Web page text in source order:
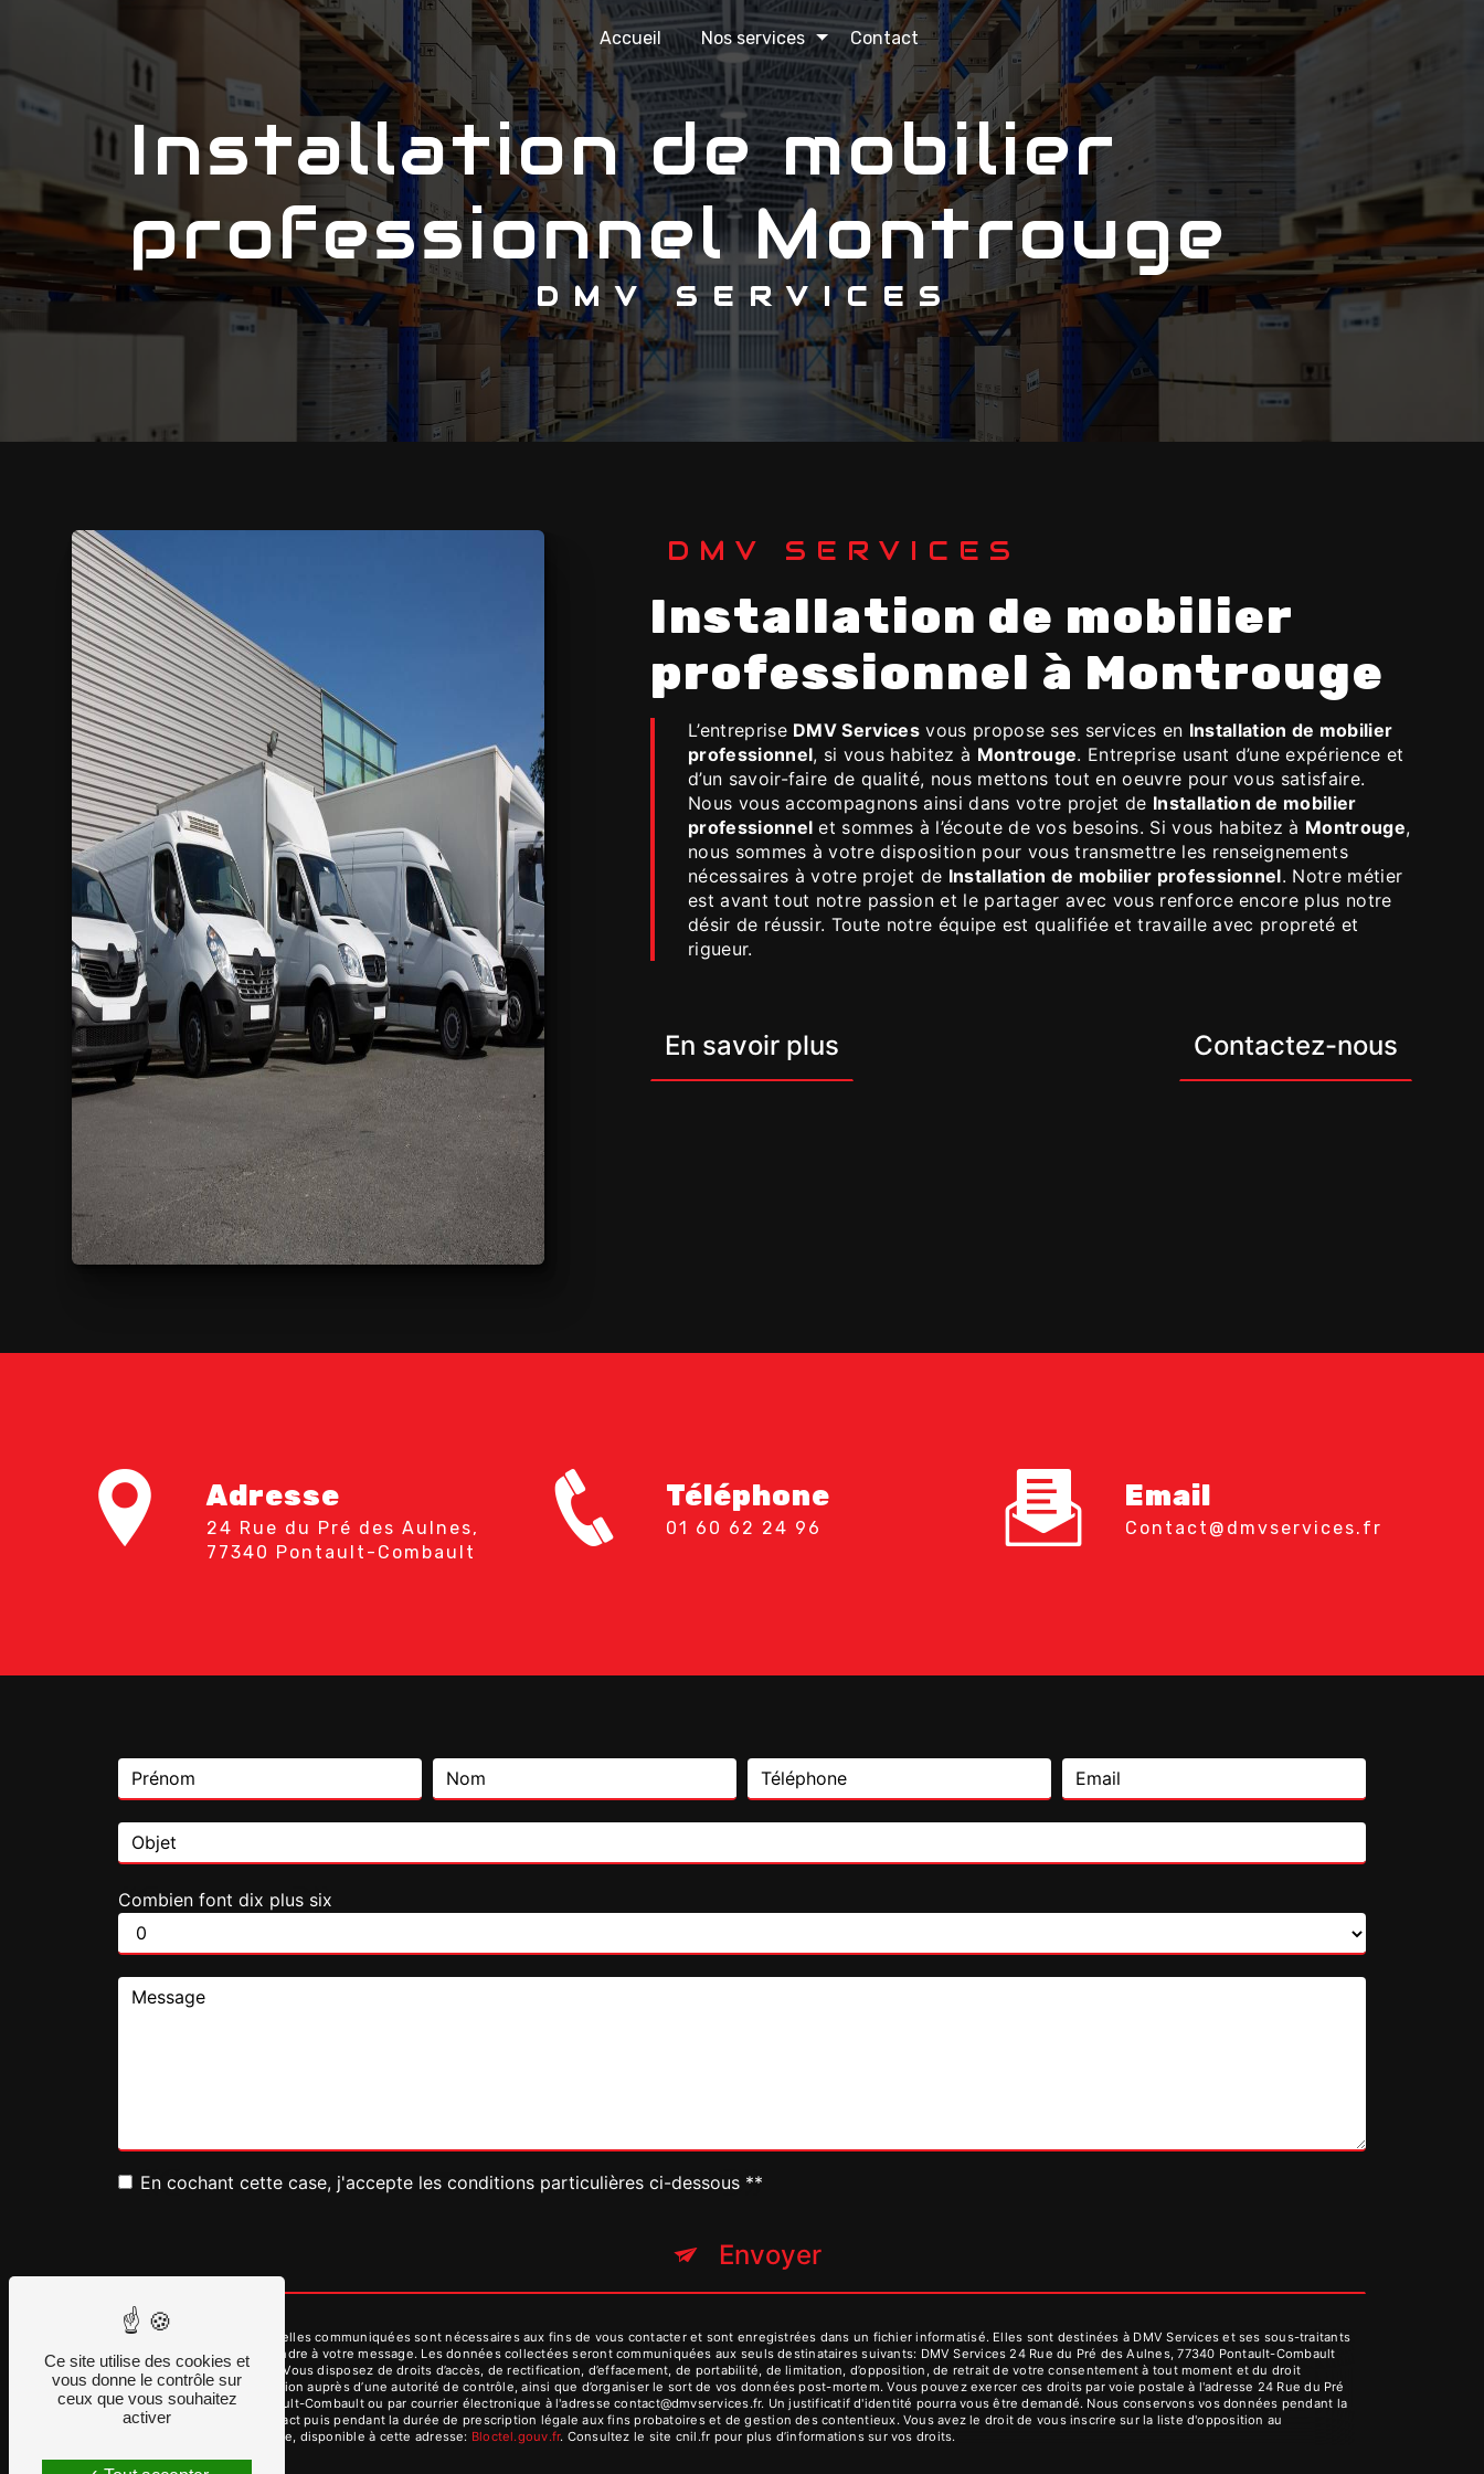
Accueil Nos services Contact
Installation de mobilier
professionnel Montrouge
DMV SERVICES
DMV SERVICES
Installation de mobilier
professionnel à Montrouge
L’entreprise DMV Services vous propose ses services en Installation de mobilier
professionnel, si vous habitez à Montrouge. Entreprise usant d’une expérience et
d’un savoir-faire de qualité, nous mettons tout en oeuvre pour vous satisfaire.
Nous vous accompagnons ainsi dans votre projet de Installation de mobilier
professionnel et sommes à l’écoute de vos besoins. Si vous habitez à Montrouge,
nous sommes à votre disposition pour vous transmettre les renseignements
nécessaires à votre projet de Installation de mobilier professionnel. Notre métier
est avant tout notre passion et le partager avec vous renforce encore plus notre
désir de réussir. Toute notre équipe est qualifiée et travaille avec propreté et
rigueur.
En savoir plus Contactez-nous
Adresse
24 Rue du Pré des Aulnes,
77340 Pontault-Combault
Téléphone
01 60 62 24 96
Email
contact@dmvservices.fr
Combien font dix plus six
En cochant cette case, j'accepte les conditions particulières ci-dessous **
Envoyer
** Les données personnelles communiquées sont nécessaires aux fins de vous contacter et sont enregistrées dans un fichier informatisé. Elles sont destinées à DMV Services et ses sous-traitants
dans le seul but de répondre à votre message. Les données collectées seront communiquées aux seuls destinataires suivants: DMV Services 24 Rue du Pré des Aulnes, 77340 Pontault-Combault
contact@dmvservices.fr. Vous disposez de droits d’accès, de rectification, d’effacement, de portabilité, de limitation, d’opposition, de retrait de votre consentement à tout moment et du droit
d’introduire une réclamation auprès d’une autorité de contrôle, ainsi que d’organiser le sort de vos données post-mortem. Vous pouvez exercer ces droits par voie postale à l'adresse 24 Rue du Pré
des Aulnes, 77340 Pontault-Combault ou par courrier électronique à l'adresse contact@dmvservices.fr. Un justificatif d'identité pourra vous être demandé. Nous conservons vos données pendant la
période de prise de contact puis pendant la durée de prescription légale aux fins probatoires et de gestion des contentieux. Vous avez le droit de vous inscrire sur la liste d'opposition au
démarchage téléphonique, disponible à cette adresse:
Bloctel.gouv.fr. Consultez le site cnil.fr pour plus d’informations sur vos droits.
Ce site utilise des cookies et
vous donne le contrôle sur
ceux que vous souhaitez
activer